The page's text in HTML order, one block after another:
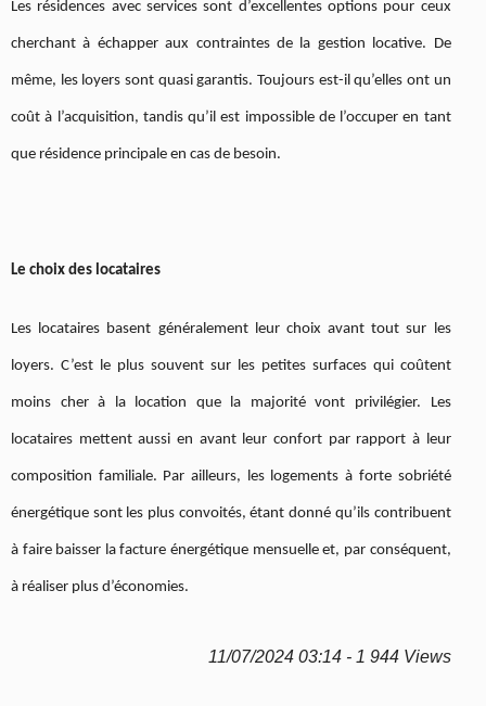
Les résidences avec services sont d’excellentes options pour ceux
cherchant à échapper aux contraintes de la gestion locative. De
même, les loyers sont quasi garantis. Toujours est-il qu’elles ont un
coût à l’acquisition, tandis qu’il est impossible de l’occuper en tant
que résidence principale en cas de besoin.
Le choix des locataires
Les locataires basent généralement leur choix avant tout sur les
loyers. C’est le plus souvent sur les petites surfaces qui coûtent
moins cher à la location que la majorité vont privilégier. Les
locataires mettent aussi en avant leur confort par rapport à leur
composition familiale. Par ailleurs, les logements à forte sobriété
énergétique sont les plus convoités, étant donné qu’ils contribuent
à faire baisser la facture énergétique mensuelle et, par conséquent,
à réaliser plus d’économies.
11/07/2024 03:14 - 1 944 Views